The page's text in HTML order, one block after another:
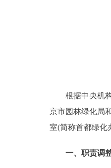
根据中央机构
京市园林绿化局
室(简称首都绿化
一、职责调